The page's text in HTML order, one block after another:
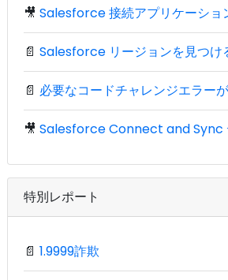
🎥 Salesforce 接続アプリケーショ
📄 Salesforce リージョンを見つけ
📄 必要なコードチャレンジエラー
🎥 Salesforce Connect and Sync
特別レポート
📄 1.9999詐欺